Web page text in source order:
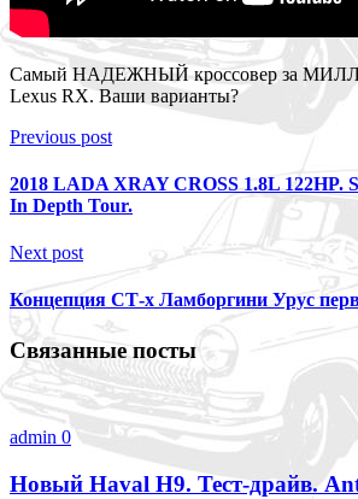
Самый НАДЕЖНЫЙ кроссовер за
Lexus RX. Ваши варианты?
Previous post
2018 LADA XRAY CROSS 1.8L 122HP.
In Depth Tour.
Next post
Концепция СТ-х Ламборгини Урус
Связанные посты
admin 0
Новый Haval H9. Тест-драйв.